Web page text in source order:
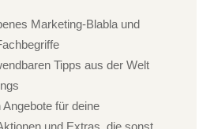
Marketing-Blabla und
Tipps aus der Welt
für deine
und Extras, die sonst